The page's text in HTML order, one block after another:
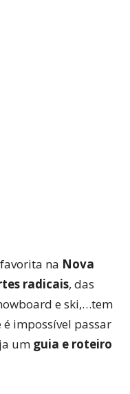
na Nova
radicais, das
e ski,…tem
impossível passar
um guia e roteiro